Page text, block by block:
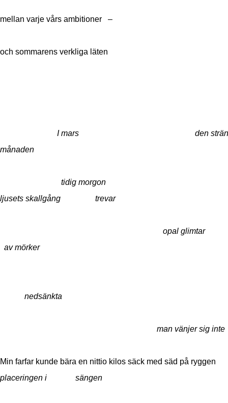
mellan varje vårs ambitioner –
och sommarens verkliga läten
I mars den
månaden
tidig
ljusets skallgång trevar
opal
av mörker
nedsänkta
man vänjer sig inte
Min farfar kunde bära en nittio kilos säck med säd på ryggen
placeringen i
sängen